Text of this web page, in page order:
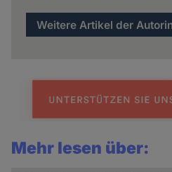
Weitere Artikel der
Mehr lesen über: